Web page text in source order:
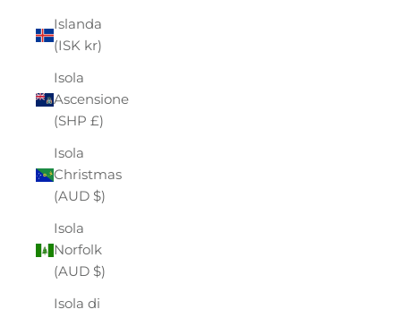
Islanda
(ISK kr)
Isola
Ascensione
(SHP £)
Isola
Christmas
(AUD $)
Isola
Norfolk
(AUD $)
Isola di